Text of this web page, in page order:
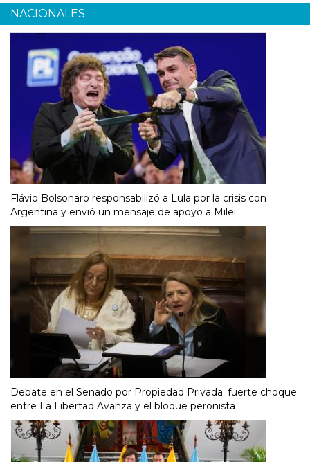
NACIONALES
Flávio Bolsonaro responsabilizó a Lula por la crisis con
Argentina y envió un mensaje de apoyo a Milei
Debate en el Senado por Propiedad Privada: fuerte choque
entre La Libertad Avanza y el bloque peronista